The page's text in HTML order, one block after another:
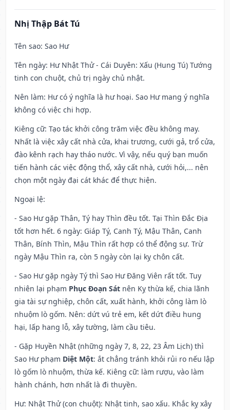
Nhị Thập Bát Tú
Tên sao: Sao Hư
Tên ngày: Hư Nhật Thử - Cái Duyên: Xấu (Hung Tú) Tướng
tinh con chuột, chủ trị ngày chủ nhật.
Nên làm: Hư có ý nghĩa là hư hoại. Sao Hư mang ý nghĩa
không có việc chi hợp.
Kiêng cữ: Tạo tác khởi công trăm việc đều không may.
Nhất là việc xây cất nhà cửa, khai trương, cưới gả, trổ cửa,
đào kênh rạch hay tháo nước. Vì vậy, nếu quý bạn muốn
tiến hành các việc động thổ, xây cất nhà, cưới hỏi,... nên
chọn một ngày đại cát khác để thực hiện.
Ngoại lệ:
- Sao Hư gặp Thân, Tý hay Thìn đều tốt. Tại Thìn Đắc Địa
tốt hơn hết. 6 ngày: Giáp Tý, Canh Tý, Mậu Thân, Canh
Thân, Bính Thìn, Mậu Thìn rất hợp có thể động sự. Trừ
ngày Mậu Thìn ra, còn 5 ngày còn lại kỵ chôn cất.
- Sao Hư gặp ngày Tý thì Sao Hư Đăng Viên rất tốt. Tuy
nhiên lại phạm Phục Đoạn Sát nên Kỵ thừa kế, chia lãnh
gia tài sự nghiệp, chôn cất, xuất hành, khởi công làm lò
nhuộm lò gốm. Nên: dứt vú trẻ em, kết dứt điều hung
hại, lấp hang lỗ, xây tường, làm cầu tiêu.
- Gặp Huyền Nhật (những ngày 7, 8, 22, 23 Âm Lịch) thì
Sao Hư phạm Diệt Một: ắt chẳng tránh khỏi rủi ro nếu lập
lò gốm lò nhuộm, thừa kế. Kiêng cữ: làm rượu, vào làm
hành chánh, hơn nhất là đi thuyền.
Hư: Nhật Thử (con chuột): Nhật tinh, sao xấu. Khắc kỵ xây